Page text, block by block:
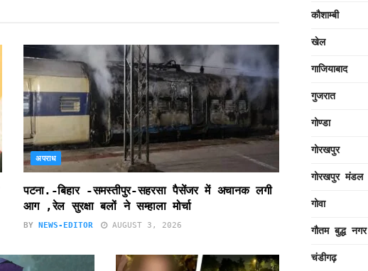
अपराध
पटना.-बिहार -समस्तीपुर-सहरसा पैसेंजर में अचानक लगी
आग ,रेल सुरक्षा बलों ने सम्हाला मोर्चा
BY NEWS-EDITOR AUGUST 3, 2026
कौशाम्बी
खेल
गाजियाबाद
गुजरात
गोण्डा
गोरखपुर
गोरखपुर मंडल
गोवा
गौतम बुद्ध
चंडीगढ़